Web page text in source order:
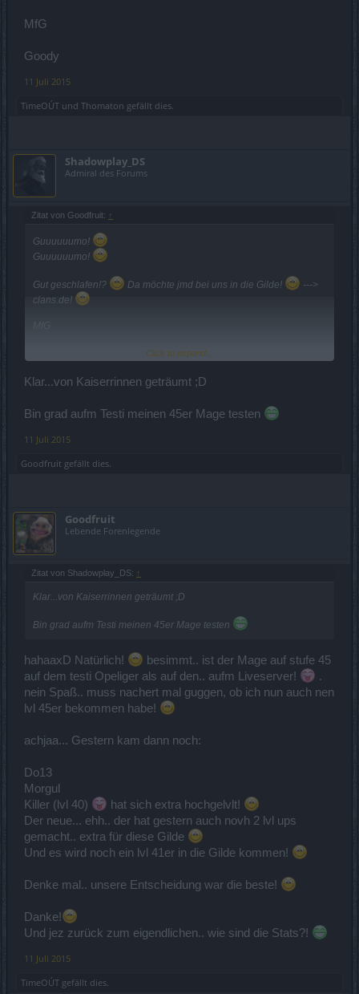
MfG
Goody
11 Juli 2015
TimeOÚT und Thomaton gefällt dies.
Shadowplay_DS
Admiral des Forums
Zitat von Goodfruit: ↑
Guuuuuumo!
Guuuuuumo!
Gut geschlafen!? Da möchte jmd bei uns in die Gilde!
--->
clans.de!
Click to expand...
Klar...von Kaiserrinnen geträumt ;D
Bin grad aufm Testi meinen 45er Mage testen
11 Juli 2015
Goodfruit gefällt dies.
Goodfruit
Lebende Forenlegende
Zitat von Shadowplay_DS: ↑
Klar...von Kaiserrinnen geträumt ;D
Bin grad aufm Testi meinen 45er Mage testen
hahaaxD Natürlich!
besimmt.. ist der Mage auf stufe 45
auf dem testi Opeliger als auf den.. aufm Liveserver!
.
nein Spaß.. muss nachert mal guggen, ob ich nun auch nen
lvl 45er bekommen habe!
achjaa... Gestern kam dann noch:
Do13
Morgul
Killer (lvl 40)
hat sich extra hochgelvlt!
Der neue... ehh.. der hat gestern auch novh 2 lvl ups
gemacht.. extra für diese Gilde
Und es wird noch ein lvl 41er in die Gilde kommen!
Denke mal.. unsere Entscheidung war die beste!
Danke!
Und jez zurück zum eigendlichen.. wie sind die Stats?!
11 Juli 2015
TimeOÚT gefällt dies.